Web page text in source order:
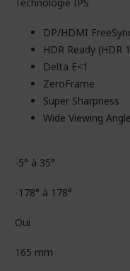
DP/HDMI
HDR Ready (HDR
Delta E<1
ZeroFrame
Super Sharpness
Wide Viewing Angle
-5° à 35°
-178° à 178°
Oui
165 mm